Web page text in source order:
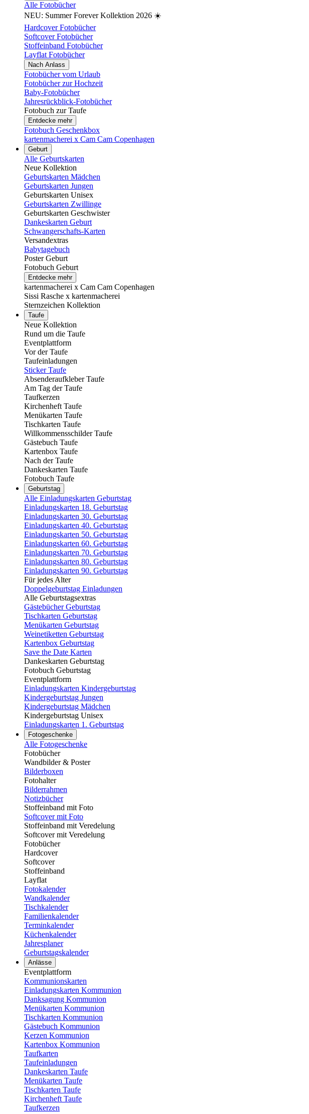
Alle Fotobücher
NEU: Summer Forever Kollektion 2026 ☀️
Hardcover Fotobücher
Softcover Fotobücher
Stoffeinband Fotobücher
Layflat Fotobücher
Nach Anlass
Fotobücher vom Urlaub
Fotobücher zur Hochzeit
Baby-Fotobücher
Jahresrückblick-Fotobücher
Fotobuch zur Taufe
Entdecke mehr
Fotobuch Geschenkbox
kartenmacherei x Cam Cam Copenhagen
Geburt
Alle Geburtskarten
Neue Kollektion
Geburtskarten Mädchen
Geburtskarten Jungen
Geburtskarten Unisex
Geburtskarten Zwillinge
Geburtskarten Geschwister
Dankeskarten Geburt
Schwangerschafts-Karten
Versandextras
Babytagebuch
Poster Geburt
Fotobuch Geburt
Entdecke mehr
kartenmacherei x Cam Cam Copenhagen
Sissi Rasche x kartenmacherei
Sternzeichen Kollektion
Taufe
Neue Kollektion
Rund um die Taufe
Eventplattform
Vor der Taufe
Taufeinladungen
Sticker Taufe
Absenderaufkleber Taufe
Am Tag der Taufe
Taufkerzen
Kirchenheft Taufe
Menükarten Taufe
Tischkarten Taufe
Willkommensschilder Taufe
Gästebuch Taufe
Kartenbox Taufe
Nach der Taufe
Dankeskarten Taufe
Fotobuch Taufe
Geburtstag
Alle Einladungskarten Geburtstag
Einladungskarten 18. Geburtstag
Einladungskarten 30. Geburtstag
Einladungskarten 40. Geburtstag
Einladungskarten 50. Geburtstag
Einladungskarten 60. Geburtstag
Einladungskarten 70. Geburtstag
Einladungskarten 80. Geburtstag
Einladungskarten 90. Geburtstag
Für jedes Alter
Doppelgeburtstag Einladungen
Alle Geburtstagsextras
Gästebücher Geburtstag
Tischkarten Geburtstag
Menükarten Geburtstag
Weinetiketten Geburtstag
Kartenbox Geburtstag
Save the Date Karten
Dankeskarten Geburtstag
Fotobuch Geburtstag
Eventplattform
Einladungskarten Kindergeburtstag
Kindergeburtstag Jungen
Kindergeburtstag Mädchen
Kindergeburtstag Unisex
Einladungskarten 1. Geburtstag
Fotogeschenke
Alle Fotogeschenke
Fotobücher
Wandbilder & Poster
Bilderboxen
Fotohalter
Bilderrahmen
Notizbücher
Stoffeinband mit Foto
Softcover mit Foto
Stoffeinband mit Veredelung
Softcover mit Veredelung
Fotobücher
Hardcover
Softcover
Stoffeinband
Layflat
Fotokalender
Wandkalender
Tischkalender
Familienkalender
Terminkalender
Küchenkalender
Jahresplaner
Geburtstagskalender
Anlässe
Eventplattform
Kommunionskarten
Einladungskarten Kommunion
Danksagung Kommunion
Menükarten Kommunion
Tischkarten Kommunion
Gästebuch Kommunion
Kerzen Kommunion
Kartenbox Kommunion
Taufkarten
Taufeinladungen
Dankeskarten Taufe
Menükarten Taufe
Tischkarten Taufe
Kirchenheft Taufe
Taufkerzen